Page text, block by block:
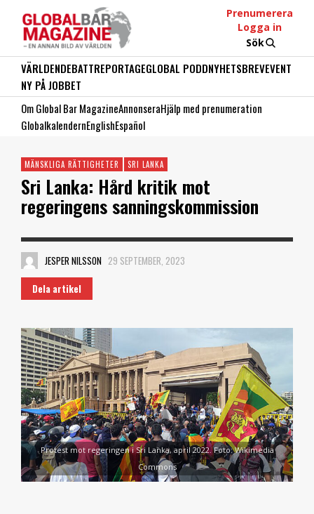
Prenumerera
Logga in
Sök
VÄRLDENDEBATTREPORTAGEGLOBAL PODDNYHETSBREVEVENT
NY PÅ JOBBET
Om Global Bar MagazineAnnonseraHjälp med prenumeration
GlobalkalendernEnglishEspañol
MÄNSKLIGA RÄTTIGHETER SRI LANKA
Sri Lanka: Hård kritik mot
regeringens sanningskommission
JESPER NILSSON 29 SEPTEMBER, 2023
Dela artikel
Protest mot regeringen i Sri Lanka, april 2022. Foto: Wikimedia
Commons